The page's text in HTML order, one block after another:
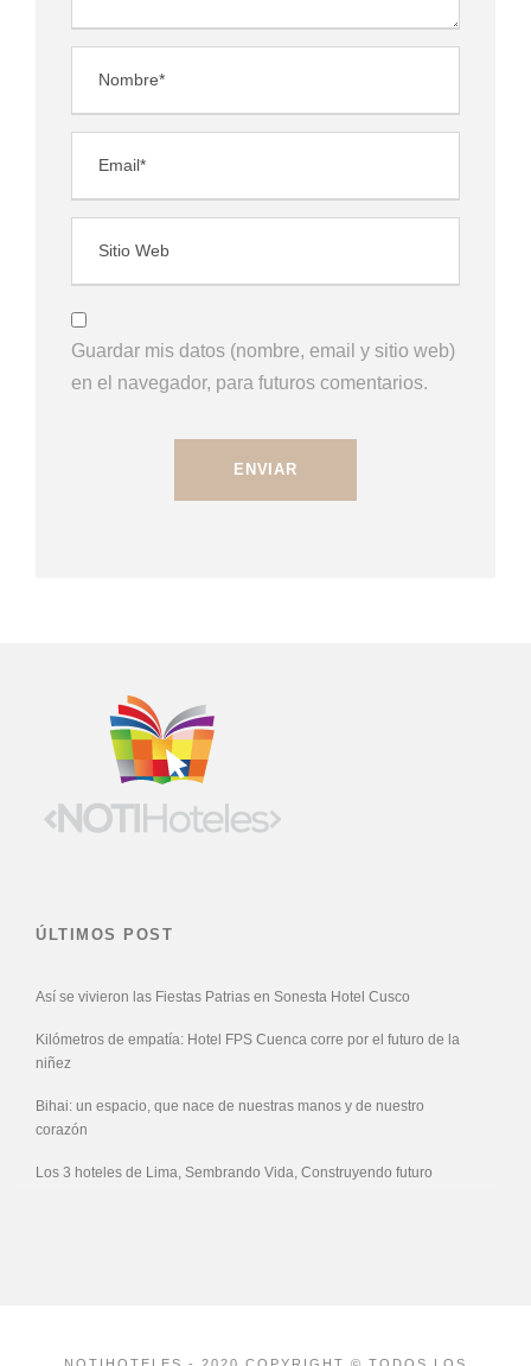
Guardar mis datos (nombre, email y sitio web)
en el navegador, para futuros comentarios.
ÚLTIMOS POST
Así se vivieron las Fiestas Patrias en Sonesta Hotel Cusco
Kilómetros de empatía: Hotel FPS Cuenca corre por el futuro de la
niñez
Bihai: un espacio, que nace de nuestras manos y de nuestro
corazón
Los 3 hoteles de Lima, Sembrando Vida, Construyendo futuro
NOTIHOTELES - 2020 COPYRIGHT © TODOS LOS